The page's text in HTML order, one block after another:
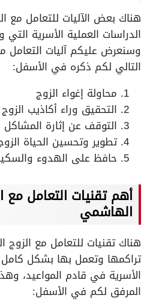
هناك بعض الآليات للتعامل مع
الدراسات العملية الأسرية
وسنعرض عليكم آليات
التالي لكم ذكره في الأسفل:
محاولة إغواء الزوج
التحقيق وراء أكاذيب الزوج
التوقف عن إثارة المشاكل
تطوير وتحسين الحياة
حافظ على الهدوء
أهم تقنيات التعامل مع
الهاشمي
هناك تقنيات للتعامل مع الزوج
تراكمها وتعمل بها بشكل كامل
الأسرية في قادم المواعيد،
المرفق لكم في الأسفل: